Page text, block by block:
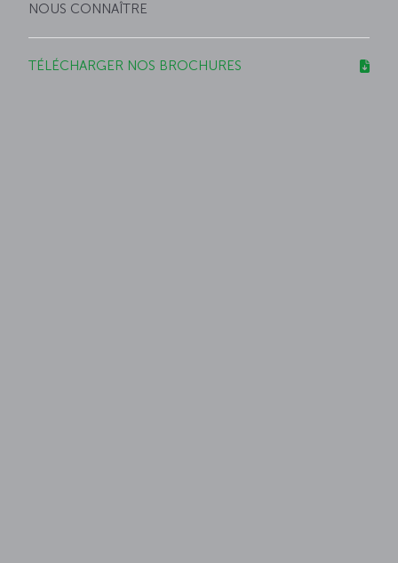
NOUS CONNAÎTRE
TÉLÉCHARGER NOS BROCHURES